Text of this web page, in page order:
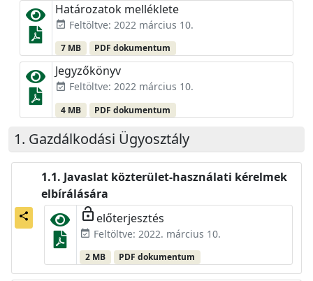
Határozatok melléklete
event_available Feltöltve: 2022 március 10.
7 MB PDF dokumentum
Jegyzőkönyv
event_available Feltöltve: 2022 március 10.
4 MB PDF dokumentum
Gazdálkodási Ügyosztály
share
Javaslat közterület-használati kérelmek
elbírálására
lock_open előterjesztés
event_available Feltöltve: 2022. március 10.
2 MB PDF dokumentum